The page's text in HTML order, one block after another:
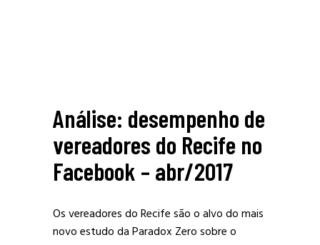
Análise: desempenho de
vereadores do Recife no
Facebook – abr/2017
Os vereadores do Recife são o alvo do mais
novo estudo da Paradox Zero sobre o